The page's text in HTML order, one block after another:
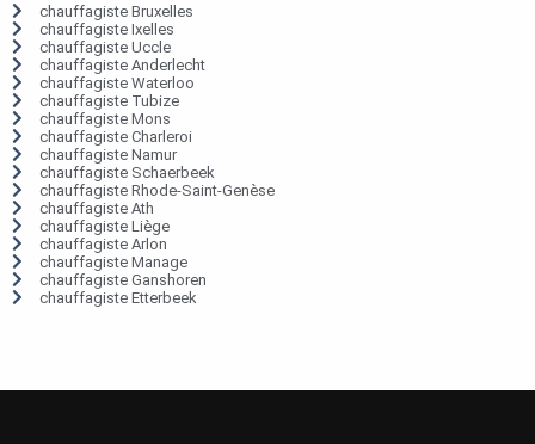
chauffagiste Bruxelles
chauffagiste Ixelles
chauffagiste Uccle
chauffagiste Anderlecht
chauffagiste Waterloo
chauffagiste Tubize
chauffagiste Mons
chauffagiste Charleroi
chauffagiste Namur
chauffagiste Schaerbeek
chauffagiste Rhode-Saint-Genèse
chauffagiste Ath
chauffagiste Liège
chauffagiste Arlon
chauffagiste Manage
chauffagiste Ganshoren
chauffagiste Etterbeek